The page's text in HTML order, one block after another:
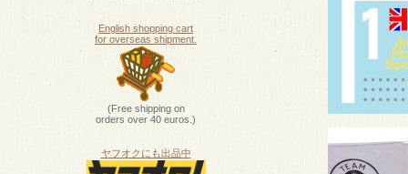
English shopping cart
for overseas shipment.
(Free shipping on
orders over 40 euros.)
ヤフオクにも出品中